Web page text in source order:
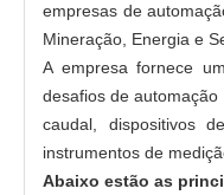
empresas de
Mineração, Energia e
A empresa fornece
desafios de
caudal, dispositivos
instrumentos de
Abaixo estão as